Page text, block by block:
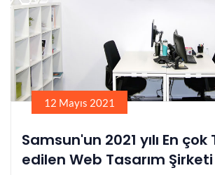
12 Mayıs 2021
Samsun'un 2021 yılı En çok
edilen Web Tasarım Şirketi